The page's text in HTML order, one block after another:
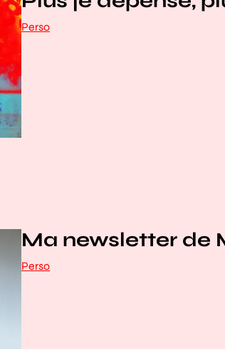
Perso
Ma newsletter de
Perso